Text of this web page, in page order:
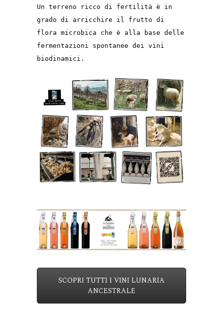
Un terreno ricco di fertilità è in
grado di arricchire il frutto di
flora microbica che è alla base delle
fermentazioni spontanee dei vini
biodinamici.
SCOPRI TUTTI I VINI LUNARIA
ANCESTRALE